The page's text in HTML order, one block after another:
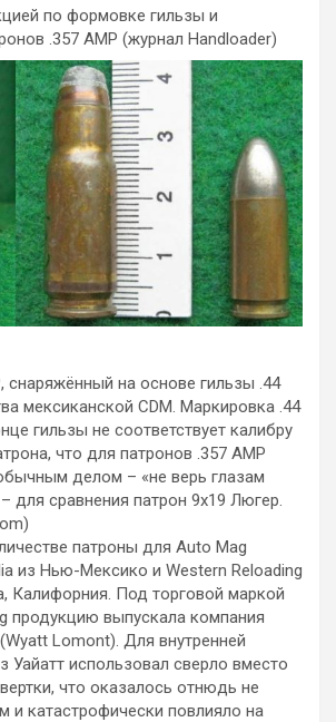
по формовке гильзы и
.357 АМР (журнал Handloader)
снаряжённый на основе гильзы .44
мексиканской CDM. Маркировка .44
гильзы не соответствует калибру
что для патронов .357 АМР
делом – «не верь глазам
для сравнения патрон 9х19 Люгер.
патроны для Auto Mag
из Нью-Мексико и Western Reloading
Калифорния. Под торговой маркой
продукцию выпускала компания
Lomont). Для внутренней
Уайатт использовал сверло вместо
что оказалось отнюдь не
и катастрофически повлияло на